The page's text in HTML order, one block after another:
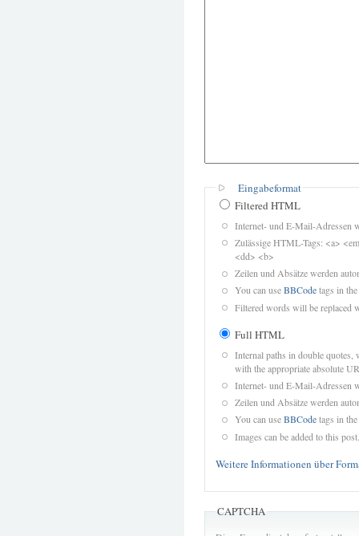
Eingabeformat
Filtered HTML
Internet- und E-Mail-Adressen
Zulässige HTML-Tags: <a>
<dd> <b>
Zeilen und Absätze werden
You can useBBCodetags in
Filtered words will be replaced
Full HTML
Internal paths in double quotes,
with the appropriate absolute
Internet- und E-Mail-Adressen
Zeilen und Absätze werden
You can useBBCodetags in
Images can be added to this post.
Weitere Informationen über
CAPTCHA